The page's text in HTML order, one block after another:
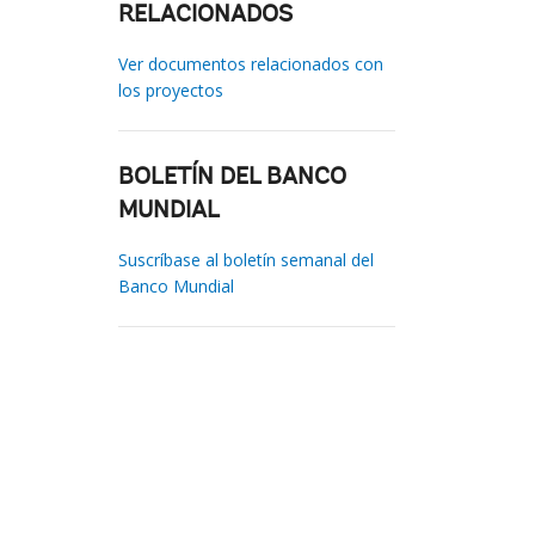
RELACIONADOS
Ver documentos relacionados con
los proyectos
BOLETÍN DEL BANCO
MUNDIAL
Suscríbase al boletín semanal del
Banco Mundial